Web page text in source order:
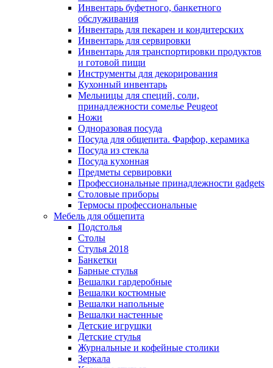
Инвентарь буфетного, банкетного
обслуживания
Инвентарь для пекарен и кондитерских
Инвентарь для сервировки
Инвентарь для транспортировки продуктов
и готовой пищи
Инструменты для декорирования
Кухонный инвентарь
Мельницы для специй, соли,
принадлежности сомелье Peugeot
Ножи
Одноразовая посуда
Посуда для общепита. Фарфор, керамика
Посуда из стекла
Посуда кухонная
Предметы сервировки
Профессиональные принадлежности gadgets
Столовые приборы
Термосы профессиональные
Мебель для общепита
Подстолья
Столы
Стулья 2018
Банкетки
Барные стулья
Вешалки гардеробные
Вешалки костюмные
Вешалки напольные
Вешалки настенные
Детские игрушки
Детские стулья
Журнальные и кофейные столики
Зеркала